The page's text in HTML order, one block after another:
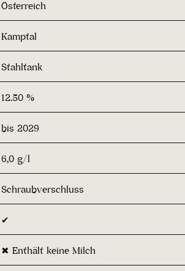
Österreich
Kamptal
Stahltank
12.50 %
bis 2029
6,0 g/l
Schraubverschluss
✔
✖ Enthält keine Milch